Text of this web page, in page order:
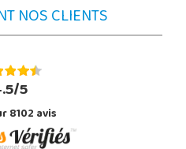
NOS CLIENTS
5
8102 avis